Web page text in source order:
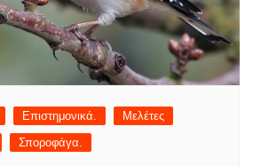
Επιστημονικά.
Μελέτες
Σποροφάγα.